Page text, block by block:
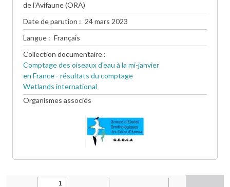
de l’Avifaune (ORA)
Date de parution
24 mars 2023
Langue
Français
Collection documentaire
Comptage des oiseaux d'eau à la mi-janvier
en France - résultats du comptage
Wetlands international
Organismes associés